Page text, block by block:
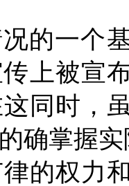
一个基
上被宣
同时，
确掌握
权力和